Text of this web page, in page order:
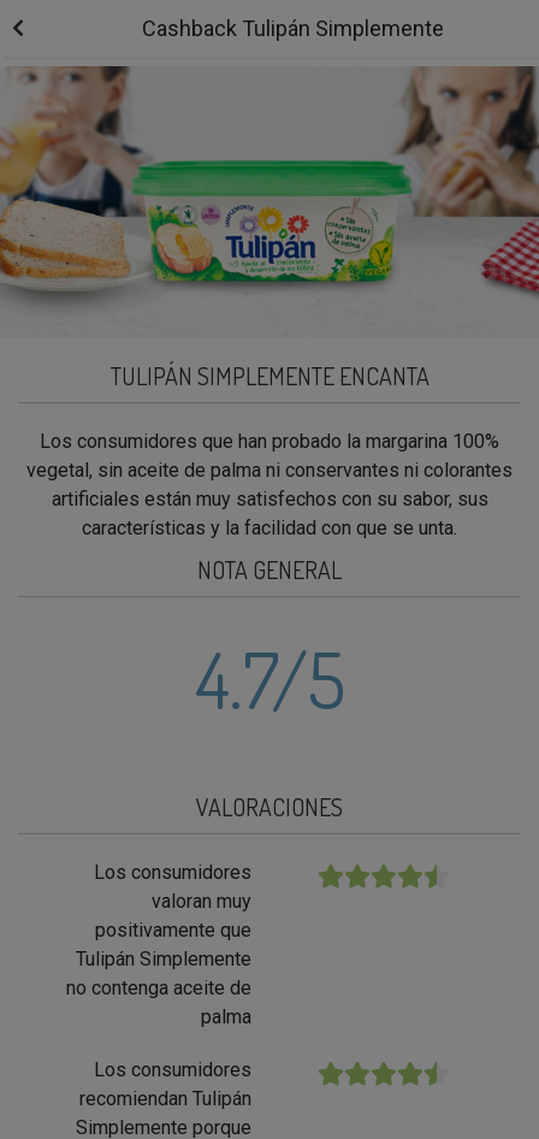
Cashback Tulipán Simplemente
TULIPÁN SIMPLEMENTE ENCANTA
Los consumidores que han probado la margarina 100%
vegetal, sin aceite de palma ni conservantes ni colorantes
artificiales están muy satisfechos con su sabor, sus
características y la facilidad con que se unta.
NOTA GENERAL
4.7/5
VALORACIONES
Los consumidores
valoran muy
positivamente que
Tulipán Simplemente
no contenga aceite de
palma
★★★★★
Los consumidores
recomiendan Tulipán
Simplemente porque
★★★★★